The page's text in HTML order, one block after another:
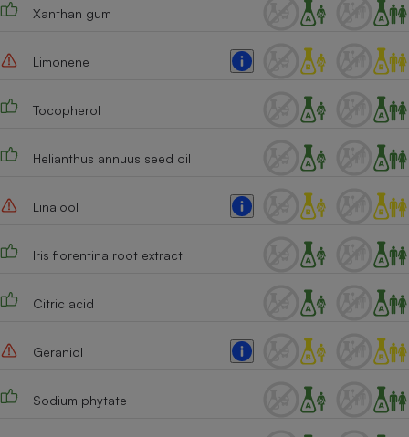
Xanthan gum
Limonene
Tocopherol
Helianthus annuus seed oil
Linalool
Iris florentina root extract
Citric acid
Geraniol
Sodium phytate